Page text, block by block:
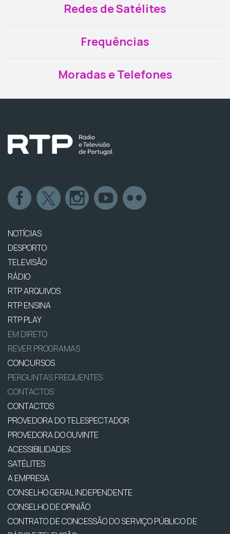
Redes de Satélites
Frequências
Moradas e Telefones
NOTÍCIAS
DESPORTO
TELEVISÃO
RÁDIO
RTP ARQUIVOS
RTP ENSINA
RTP PLAY
EM DIRETO
REVER PROGRAMAS
CONCURSOS
PERGUNTAS FREQUENTES
CONTACTOS
CONTACTOS
PROVEDORA DO TELESPECTADOR
PROVEDORA DO OUVINTE
ACESSIBILIDADES
SATÉLITES
A EMPRESA
CONSELHO GERAL INDEPENDENTE
CONSELHO DE OPINIÃO
CONTRATO DE CONCESSÃO DO SERVIÇO PÚBLICO DE